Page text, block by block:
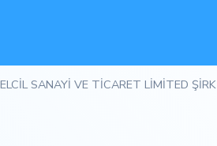
SANAYİ VE TİCARET LİMİTED ŞİRK